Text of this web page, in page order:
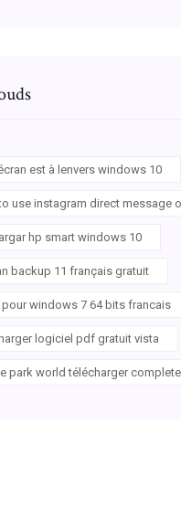
est à lenvers windows 10
use instagram direct message
hp smart windows 10
backup 11 français gratuit
pour windows 7 64 bits francais
logiciel pdf gratuit vista
park world télécharger